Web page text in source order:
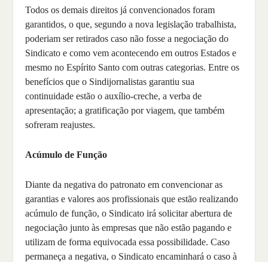
Todos os demais direitos já convencionados foram
garantidos, o que, segundo a nova legislação trabalhista,
poderiam ser retirados caso não fosse a negociação do
Sindicato e como vem acontecendo em outros Estados e
mesmo no Espírito Santo com outras categorias. Entre os
benefícios que o Sindijornalistas garantiu sua
continuidade estão o auxílio-creche, a verba de
apresentação; a gratificação por viagem, que também
sofreram reajustes.
Acúmulo de Função
Diante da negativa do patronato em convencionar as
garantias e valores aos profissionais que estão realizando
acúmulo de função, o Sindicato irá solicitar abertura de
negociação junto às empresas que não estão pagando e
utilizam de forma equivocada essa possibilidade. Caso
permaneça a negativa, o Sindicato encaminhará o caso à